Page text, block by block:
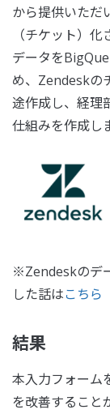
から提供いただ
（チケット）
データを
め、Zendeskの
途作成し、経理
仕組みを作成し
※Zendeskのデ
した話はこちら
結果
本入力フォーム
を改善すること